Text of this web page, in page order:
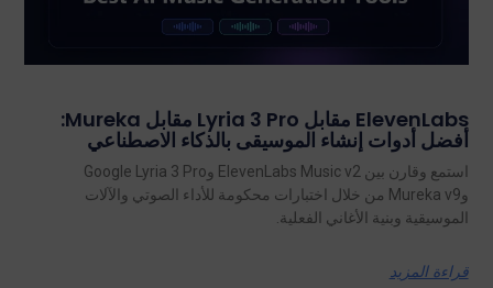
ElevenLabs مقابل Lyria 3 Pro مقابل Mureka:
أفضل أدوات إنشاء الموسيقى بالذكاء الاصطناعي
استمع وقارن بين ElevenLabs Music v2 وGoogle Lyria 3 Pro
وMureka v9 من خلال اختبارات محكومة للأداء الصوتي والآلات
الموسيقية وبنية الأغاني الفعلية.
قراءة المزيد